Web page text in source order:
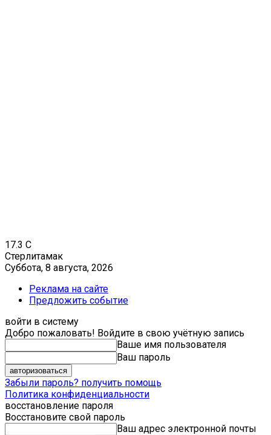
17.3 C
Стерлитамак
Суббота, 8 августа, 2026
Реклама на сайте
Предложить событие
войти в систему
Добро пожаловать! Войдите в свою учётную запись
Ваше имя пользователя
Ваш пароль
Забыли пароль? получить помощь
Политика конфиденциальности
восстановление пароля
Восстановите свой пароль
Ваш адрес электронной почты